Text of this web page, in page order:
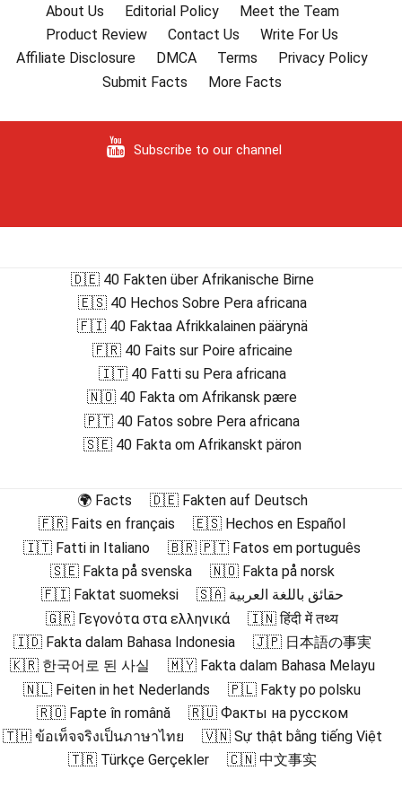
About Us Editorial Policy
Meet the Team
Product Review
Contact Us
Write For Us
Affiliate Disclosure
DMCA Terms
Privacy Policy
Submit Facts
More Facts
Subscribe to our channel
🇩🇪 40 Fakten über Afrikanische Birne
🇪🇸 40 Hechos Sobre Pera africana
🇫🇮 40 Faktaa Afrikkalainen päärynä
🇫🇷 40 Faits sur Poire africaine
🇮🇹 40 Fatti su Pera africana
🇳🇴 40 Fakta om Afrikansk pære
🇵🇹 40 Fatos sobre Pera africana
🇸🇪 40 Fakta om Afrikanskt päron
🌍 Facts
🇩🇪 Fakten auf Deutsch
🇫🇷 Faits en français
🇪🇸 Hechos en Español
🇮🇹 Fatti in Italiano
🇧🇷 🇵🇹 Fatos em português
🇸🇪 Fakta på svenska
🇳🇴 Fakta på norsk
🇫🇮 Faktat suomeksi
🇸🇦 حقائق باللغة العربية
🇬🇷 Γεγονότα στα ελληνικά
🇮🇳 हिंदी में तथ्य
🇮🇩 Fakta dalam Bahasa Indonesia
🇯🇵 日本語の事実
🇰🇷 한국어로 된 사실
🇲🇾 Fakta dalam Bahasa Melayu
🇳🇱 Feiten in het Nederlands
🇵🇱 Fakty po polsku
🇷🇴 Fapte în română
🇷🇺 Факты на русском
🇹🇭 ข้อเท็จจริงเป็นภาษาไทย
🇻🇳 Sự thật bằng tiếng Việt
🇹🇷 Türkçe Gerçekler
🇨🇳 中文事实